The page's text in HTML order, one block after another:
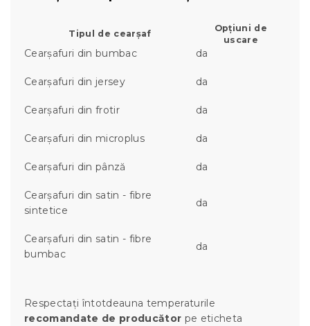
Tipul de cearșaf
Opțiuni de
uscare
Cearșafuri din bumbac da
Cearșafuri din jersey da
Cearșafuri din frotir da
Cearșafuri din microplus da
Cearșafuri din pânză da
Cearșafuri din satin - fibre
sintetice
da
Cearșafuri din satin - fibre
bumbac
da
Respectați întotdeauna temperaturile
recomandate de producător pe eticheta